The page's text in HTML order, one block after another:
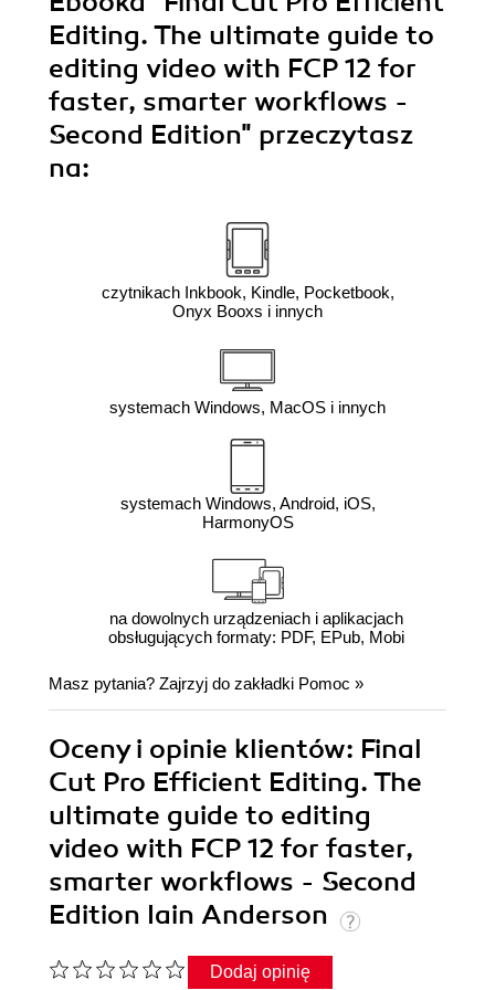
Editing. The ultimate guide to
editing video with FCP 12 for
faster, smarter workflows -
Second Edition" przeczytasz
na:
czytnikach Inkbook, Kindle, Pocketbook,
Onyx Booxs i innych
systemach Windows, MacOS i innych
systemach Windows, Android, iOS,
HarmonyOS
na dowolnych urządzeniach i aplikacjach
obsługujących formaty: PDF, EPub, Mobi
Masz pytania? Zajrzyj do zakładki Pomoc »
Oceny i opinie klientów: Final
Cut Pro Efficient Editing. The
ultimate guide to editing
video with FCP 12 for faster,
smarter workflows - Second
Edition Iain Anderson
Dodaj opinię